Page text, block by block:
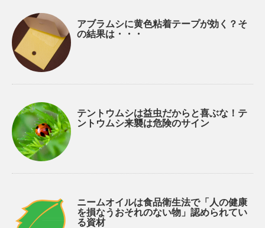
アブラムシに黄色粘着テープが効く？そ
の結果は・・・
テントウムシは益虫だからと喜ぶな！テ
ントウムシ来襲は危険のサイン
ニームオイルは食品衛生法で「人の健康
を損なうおそれのない物」認められてい
る資材